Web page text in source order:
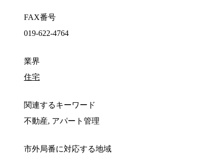
FAX番号
019-622-4764
業界
住宅
関連するキーワード
不動産, アパート管理
市外局番に対応する地域